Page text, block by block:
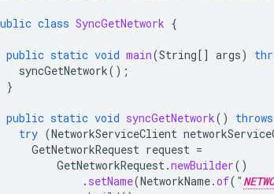
class SyncGetNetwork {
public static void main(String[] args)
syncGetNetwork();
}
public static void syncGetNetwork() throws
try (NetworkServiceClient
GetNetworkRequest request =
GetNetworkRequest.newBuilder()
. setName(NetworkName.of( "